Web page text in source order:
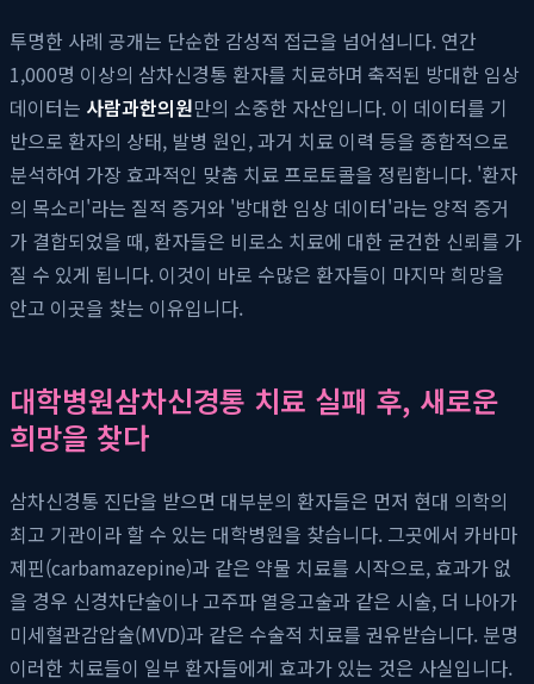
투명한 사례 공개는 단순한 감성적 접근을 넘어섭니다. 연간
1,000명 이상의 삼차신경통 환자를 치료하며 축적된 방대한 임상
데이터는 사람과한의원만의 소중한 자산입니다. 이 데이터를 기
반으로 환자의 상태, 발병 원인, 과거 치료 이력 등을 종합적으로
분석하여 가장 효과적인 맞춤 치료 프로토콜을 정립합니다. '환자
의 목소리'라는 질적 증거와 '방대한 임상 데이터'라는 양적 증거
가 결합되었을 때, 환자들은 비로소 치료에 대한 굳건한 신뢰를 가
질 수 있게 됩니다. 이것이 바로 수많은 환자들이 마지막 희망을
안고 이곳을 찾는 이유입니다.
대학병원삼차신경통 치료 실패 후, 새로운
희망을 찾다
삼차신경통 진단을 받으면 대부분의 환자들은 먼저 현대 의학의
최고 기관이라 할 수 있는 대학병원을 찾습니다. 그곳에서 카바마
제핀(carbamazepine)과 같은 약물 치료를 시작으로, 효과가 없
을 경우 신경차단술이나 고주파 열응고술과 같은 시술, 더 나아가
미세혈관감압술(MVD)과 같은 수술적 치료를 권유받습니다. 분명
이러한 치료들이 일부 환자들에게 효과가 있는 것은 사실입니다.